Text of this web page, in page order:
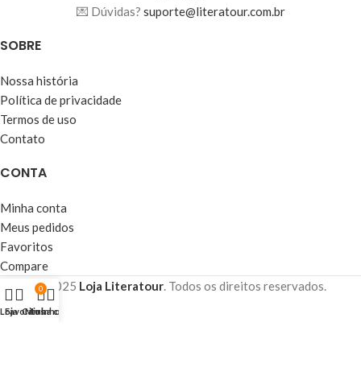
💌 Dúvidas? suporte@literatour.com.br
SOBRE
Nossa história
Política de privacidade
Termos de uso
Contato
CONTA
Minha conta
Meus pedidos
Favoritos
Compare
© 2025 Loja Literatour. Todos os direitos reservados.
Loja
Favoritos
0
Carrinho
Minha conta